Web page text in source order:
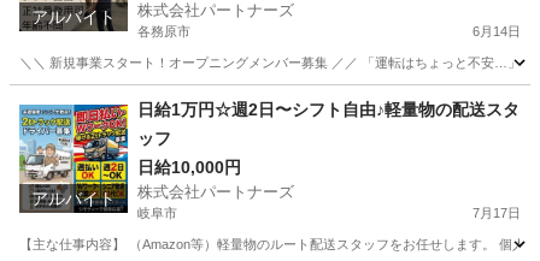
アルバイト 株式会社パートナーズ
各務原市 6月14日
＼＼ 新規事業スタート！オープニングメンバー募集 ／／ 「運転はちょっと不安…」
配送 スタッフ
アルバイト
日給1万円☆週2日〜シフト自由♪軽量物の配送スタ
ッフ
日給10,000円
株式会社パートナーズ
岐阜市 7月17日
【主な仕事内容】 （Amazon等）軽量物のルート配送スタッフをお任せします。 個